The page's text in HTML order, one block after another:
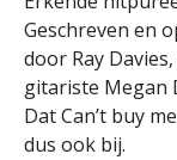
Geschreven en
door Ray
gitariste Megan
Dat Can’t buy
dus ook bij.